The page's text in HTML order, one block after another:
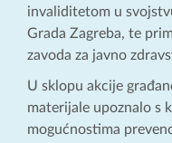
invaliditetom u
Grada Zagreba, te
zavoda za javno
U sklopu akcije
materijale upoznalo s
mogućnostima